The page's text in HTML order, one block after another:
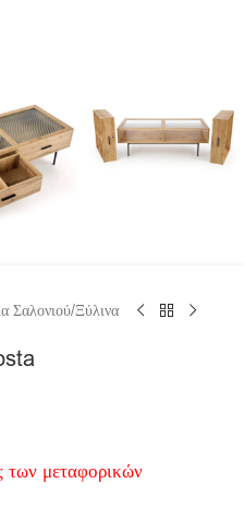
Σαλονιού/Ξύλινα
των μεταφορικών